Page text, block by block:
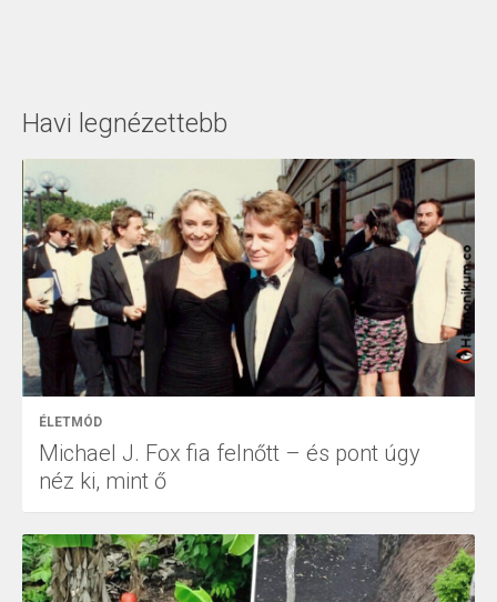
Havi legnézettebb
ÉLETMÓD
Michael J. Fox fia felnőtt – és pont úgy
néz ki, mint ő